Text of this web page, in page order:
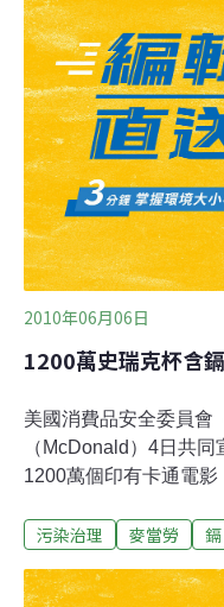
曝露在鎘與鉛的程度，
（Occuptional Safety
所設定的安全標準」。
腦螢幕可能包含2到5
在敲碎螢幕的場所監測
顯示，工人暴露在鎘與
度。
2010年06月06日
1200萬史瑞克杯含
美國消費品安全委員會
（McDonald）4日共
1200萬個印有卡通電
（cadmium）。CPSC
勞表示，下周將在其網
污染治理 麥當勞 鎘